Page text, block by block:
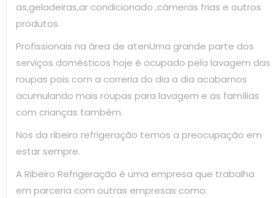
as,geladeiras,ar condicionado ,câmeras frias e outros
produtos.
Profissionais na área de atenUma grande parte dos
serviços domésticos hoje é ocupado pela lavagem das
roupas pois com a correria do dia a dia acabamos
acumulando mais roupas para lavagem e as famílias
com crianças também.
Nos da ribeiro refrigeração temos a preocupação em
estar sempre.
A Ribeiro Refrigeração é uma empresa que trabalha
em parceria com outras empresas como: